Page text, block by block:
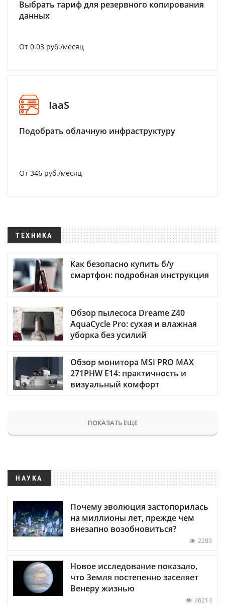
Выбрать тариф для резервного копирования
данных
От 0.03 руб./месяц
IaaS
Подобрать облачную инфраструктуру
От 346 руб./месяц
ТЕХНИКА
Как безопасно купить б/у
смартфон: подробная инструкция
Обзор пылесоса Dreame Z40
AquaCycle Pro: сухая и влажная
уборка без усилий
Обзор монитора MSI PRO MAX
271PHW E14: практичность и
визуальный комфорт
ПОКАЗАТЬ ЕЩЕ
НАУКА
Почему эволюция застопорилась
на миллионы лет, прежде чем
внезапно возобновиться?
2289
Новое исследование показало,
что Земля постепенно заселяет
Венеру жизнью
36213